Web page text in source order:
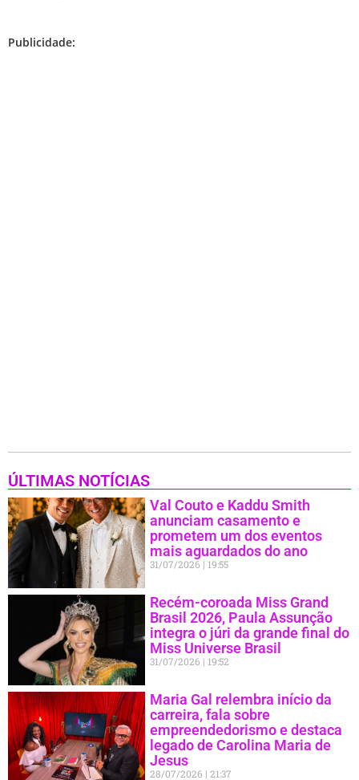
Publicidade:
ÚLTIMAS NOTÍCIAS
Val Couto e Kaddu Smith
anunciam casamento e
prometem um dos eventos
mais aguardados do ano
31/07/2026 19:55
Recém-coroada Miss Grand
Brasil 2026, Paula Assunção
integra o júri da grande final do
Miss Universe Brasil
31/07/2026 19:52
Maria Gal relembra início da
carreira, fala sobre
empreendedorismo e destaca
legado de Carolina Maria de
Jesus
28/07/2026 21:37